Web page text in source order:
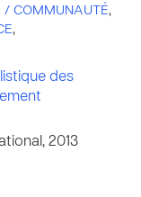
/ COMMUNAUTÉ,
,
des
2013